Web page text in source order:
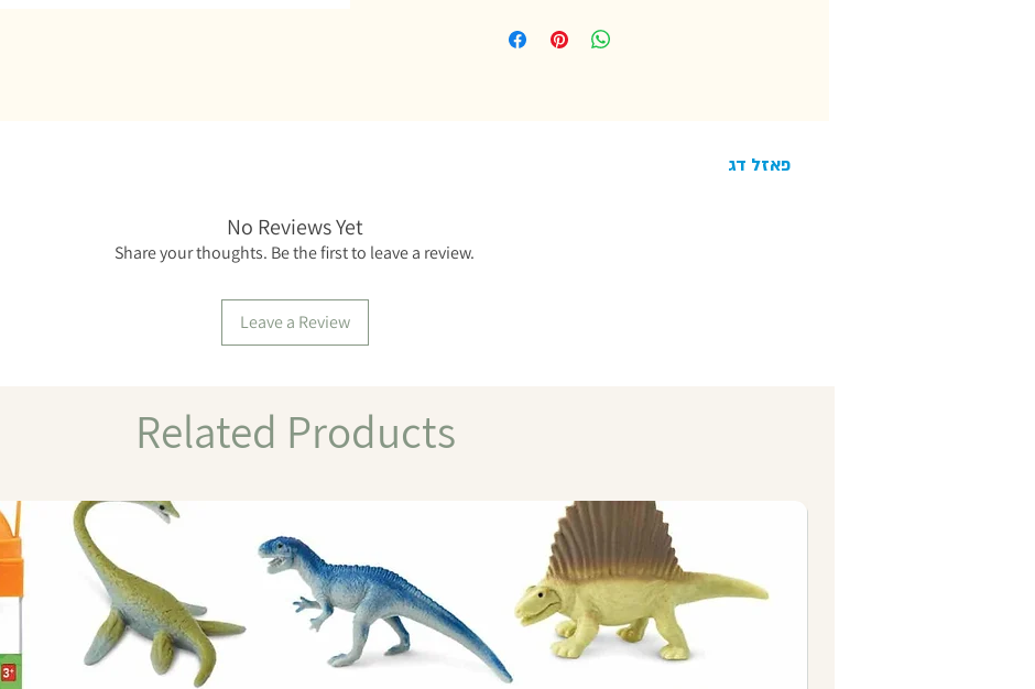
פאזל דג
No Reviews Yet
Share your thoughts. Be the first to leave a review.
Leave a Review
Related Products